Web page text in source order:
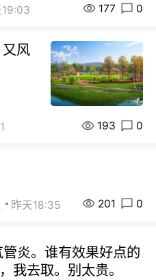
19:03 177 0
风
193 0
昨天18:35 201 0
炎。谁有效果好点的
我去取。别太贵。